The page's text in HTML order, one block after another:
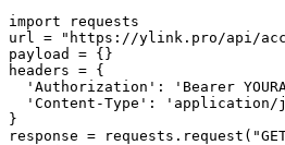
import requests
url = "https://ylink.pro/api/
payload = {}
headers = {
'Authorization': 'Bearer
'Content-Type': 'application/
}
response =